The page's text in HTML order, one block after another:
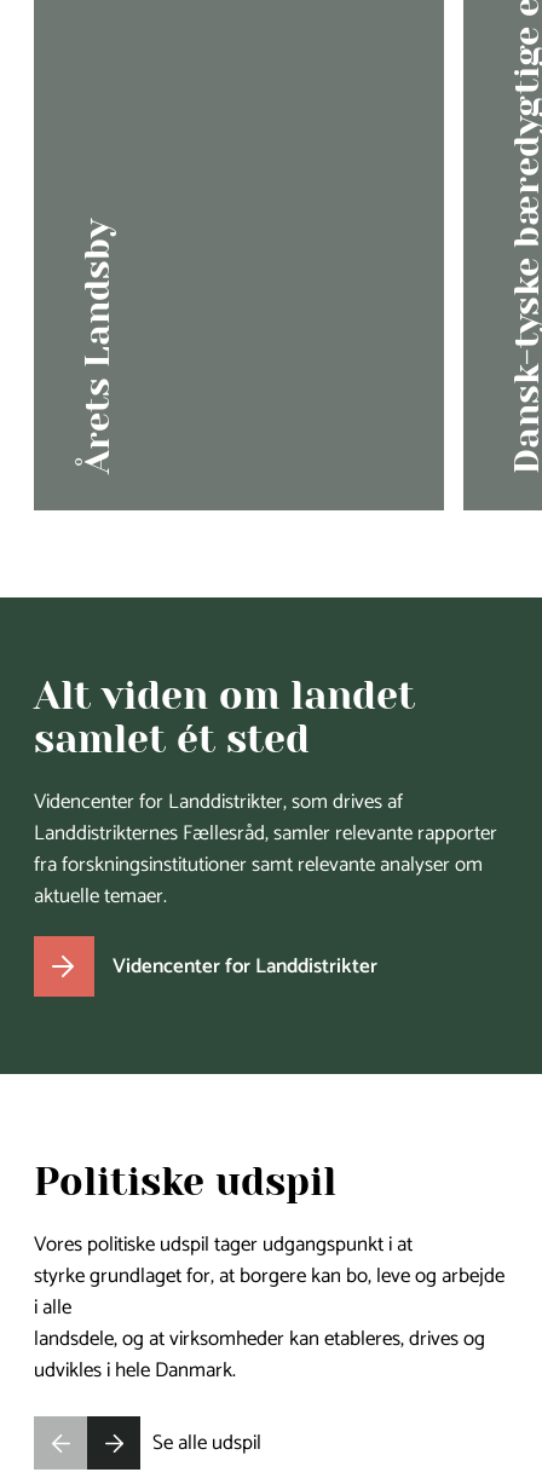
Årets Landsby Dansk-tyske
Alt viden om landet
samlet ét sted
Videncenter for Landdistrikter, som drives af
Landdistrikternes Fællesråd, samler relevante rapporter
fra forskningsinstitutioner samt relevante analyser om
aktuelle temaer.
Videncenter for Landdistrikter
Politiske udspil
Vores politiske udspil tager udgangspunkt i at
styrke grundlaget for, at borgere kan bo, leve og arbejde
i alle
landsdele, og at virksomheder kan etableres, drives og
udvikles i hele Danmark.
Se alle udspil